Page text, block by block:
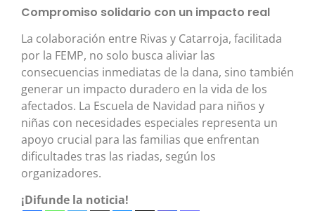
Compromiso solidario con un impacto real
La colaboración entre Rivas y Catarroja, facilitada
por la FEMP, no solo busca aliviar las
consecuencias inmediatas de la dana, sino también
generar un impacto duradero en la vida de los
afectados. La Escuela de Navidad para niños y
niñas con necesidades especiales representa un
apoyo crucial para las familias que enfrentan
dificultades tras las riadas, según los
organizadores.
¡Difunde la noticia!